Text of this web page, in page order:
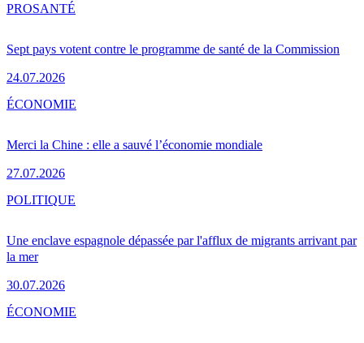
Sept pays votent contre le programme de santé de la Commission
24.07.2026
PROSANTÉ
Merci la Chine : elle a sauvé l’économie mondiale
27.07.2026
ÉCONOMIE
Une enclave espagnole dépassée par l'afflux de migrants arrivant par
la mer
30.07.2026
POLITIQUE
ÉCONOMIE